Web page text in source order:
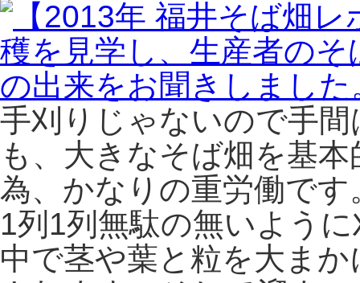
手刈りじゃないので手
も、大きなそば畑を基
為、かなりの重労働です
1列1列無駄の無いよう
中で茎や葉と粒を大ま